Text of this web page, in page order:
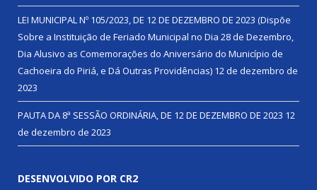
LEI MUNICIPAL Nº 105/2023, DE 12 DE DEZEMBRO DE 2023 (Dispõe
Sobre a Instituição de Feriado Municipal no Dia 28 de Dezembro,
Dia Alusivo as Comemorações do Aniversário do Município de
Cachoeira do Piriá, e Dá Outras Providências) 12 de dezembro de
2023
PAUTA DA 8ª SESSÃO ORDINÁRIA, DE 12 DE DEZEMBRO DE 2023 12
de dezembro de 2023
DESENVOLVIDO POR CR2